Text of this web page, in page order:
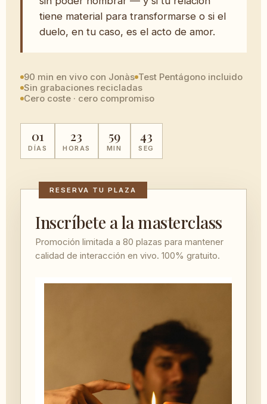
tiene material para transformarse o si el
duelo, en tu caso, es el acto de amor.
90 min en vivo con Jonàs Test Pentágono incluido
Sin grabaciones recicladas
Cero coste · cero compromiso
01
DÍAS
23
HORAS
59
MIN
42
SEG
RESERVA TU PLAZA
Inscríbete a la masterclass
Promoción limitada a 80 plazas para mantener
calidad de interacción en vivo. 100% gratuito.